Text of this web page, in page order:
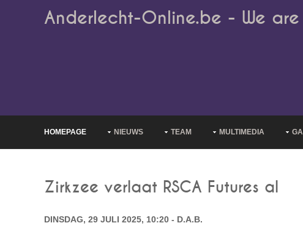
Anderlecht-Online.be - We are
HOMEPAGE NIEUWS TEAM MULTIMEDIA
Zirkzee verlaat RSCA Futures al
DINSDAG, 29 JULI 2025, 10:20 - D.A.B.